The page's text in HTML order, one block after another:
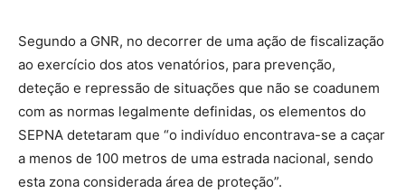
Segundo a GNR, no decorrer de uma ação de fiscalização
ao exercício dos atos venatórios, para prevenção,
deteção e repressão de situações que não se coadunem
com as normas legalmente definidas, os elementos do
SEPNA detetaram que “o indivíduo encontrava-se a caçar
a menos de 100 metros de uma estrada nacional, sendo
esta zona considerada área de proteção”.